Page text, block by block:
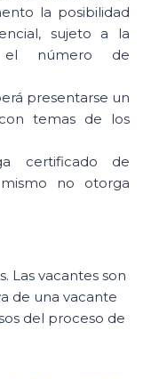
la posibilidad
sujeto a la
el número de
presentarse un
temas de los
certificado de
no otorga
Las vacantes son
de una vacante
del proceso de